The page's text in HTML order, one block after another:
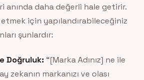
anında daha değerli hale getirir.
için yapılandırabileceğiniz
şunlardır:
Doğruluk: “[Marka Adınız] ne ile
zekanın markanızı ve olası